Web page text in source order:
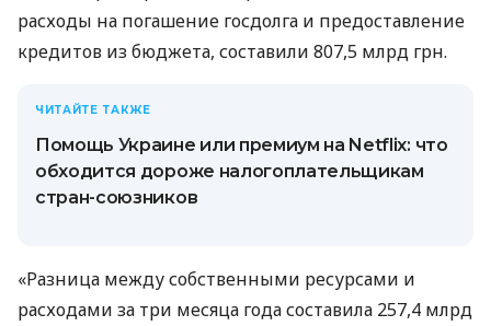
расходы на погашение госдолга и предоставление
кредитов из бюджета, составили 807,5 млрд грн.
ЧИТАЙТЕ ТАКЖЕ
Помощь Украине или премиум на Netflix: что
обходится дороже налогоплательщикам
стран-союзников
«Разница между собственными ресурсами и
расходами за три месяца года составила 257,4 млрд